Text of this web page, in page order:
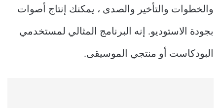
والخطوات والتأخير والصدى ، يمكنك إنتاج أصوات
بجودة الاستوديو. إنه البرنامج المثالي لمستخدمي
البودكاست أو منتجي الموسيقى.